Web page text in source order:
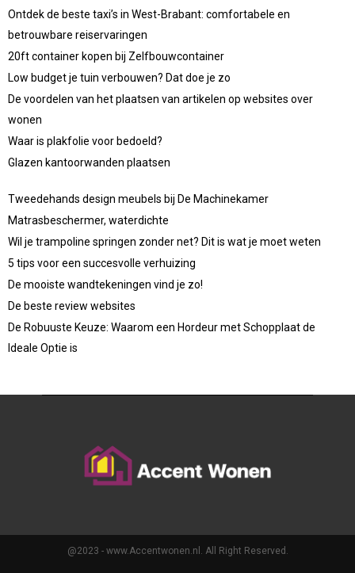
Ontdek de beste taxi’s in West-Brabant: comfortabele en
betrouwbare reiservaringen
20ft container kopen bij Zelfbouwcontainer
Low budget je tuin verbouwen? Dat doe je zo
De voordelen van het plaatsen van artikelen op websites over
wonen
Waar is plakfolie voor bedoeld?
Glazen kantoorwanden plaatsen
Tweedehands design meubels bij De Machinekamer
Matrasbeschermer, waterdichte
Wil je trampoline springen zonder net? Dit is wat je moet weten
5 tips voor een succesvolle verhuizing
De mooiste wandtekeningen vind je zo!
De beste review websites
De Robuuste Keuze: Waarom een Hordeur met Schopplaat de
Ideale Optie is
@2023 - www.Accentwonen.nl. All Right Reserved.